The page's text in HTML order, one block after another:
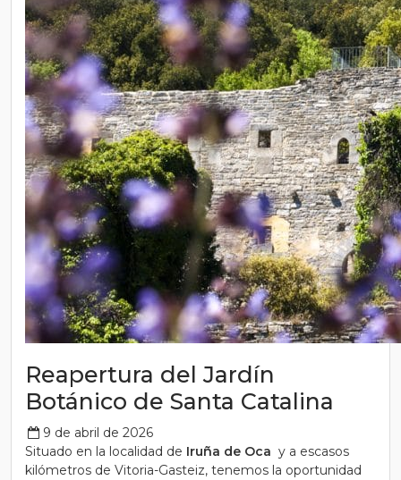
Reapertura del Jardín
Botánico de Santa Catalina
9 de abril de 2026
Situado en la localidad de Iruña de Oca y a escasos
kilómetros de Vitoria-Gasteiz, tenemos la oportunidad